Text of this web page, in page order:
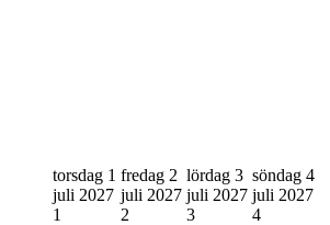
torsdag 1
juli 2027
1
fredag 2
juli 2027
2
lördag 3
juli 2027
3
söndag 4
juli 2027
4